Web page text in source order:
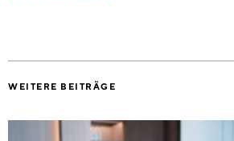
WEITERE BEITRÄGE